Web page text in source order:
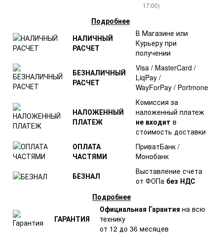
17:00)
Подробнее
НАЛИЧНЫЙ
РАСЧЕТ
В Магазине или
Курьеру при
получении
БЕЗНАЛИЧНЫЙ
РАСЧЕТ
Visa / MasterCard /
LiqPay /
WayForPay / Portmone
НАЛОЖЕННЫЙ
ПЛАТЕЖ
Комиссия за
наложенный платеж
не входит в
стоимость доставки
ОПЛАТА
ЧАСТЯМИ
ПриватБанк /
Монобанк
БЕЗНАЛ
Выставление счета
от ФОПа без НДС
Подробнее
ГАРАНТИЯ
Официальная Гарантия на всю
технику
от 12 до 36 месяцев